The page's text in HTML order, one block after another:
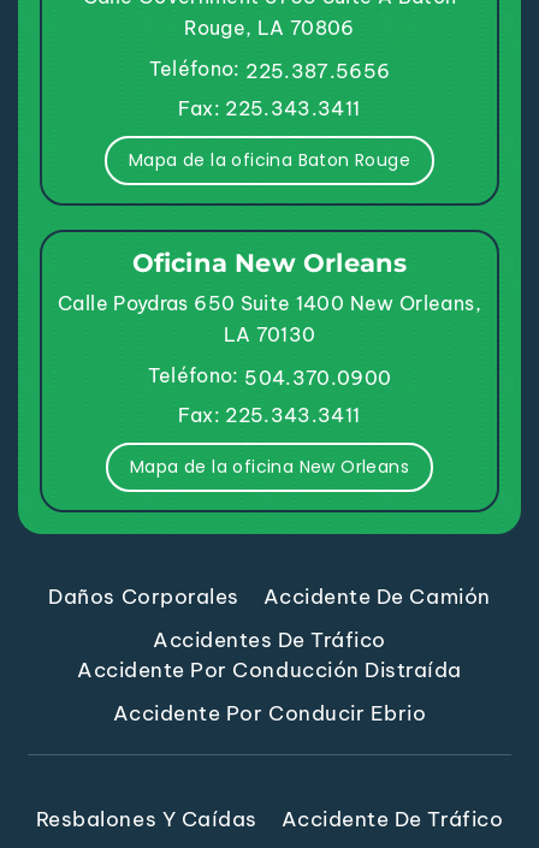
Rouge, LA 70806
Teléfono: 225.387.5656
Fax: 225.343.3411
Mapa de la oficina Baton Rouge
Oficina New Orleans
Calle Poydras 650 Suite 1400 New Orleans,
LA 70130
Teléfono: 504.370.0900
Fax: 225.343.3411
Mapa de la oficina New Orleans
Daños Corporales
Accidente De Camión
Accidentes De Tráfico
Accidente Por Conducción Distraída
Accidente Por Conducir Ebrio
Resbalones Y Caídas
Accidente De Tráfico